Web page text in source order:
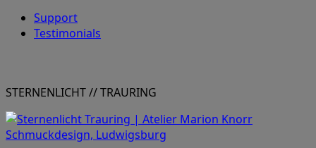
Support
Testimonials
STERNENLICHT// TRAURING